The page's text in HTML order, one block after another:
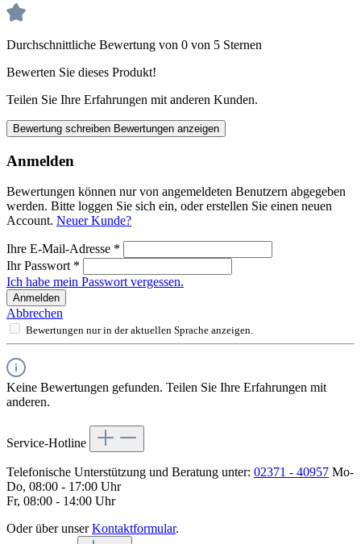
Durchschnittliche Bewertung von 0 von 5 Sternen
Bewerten Sie dieses Produkt!
Teilen Sie Ihre Erfahrungen mit anderen Kunden.
Bewertung schreiben Bewertungen anzeigen
Anmelden
Bewertungen können nur von angemeldeten Benutzern abgegeben
werden. Bitte loggen Sie sich ein, oder erstellen Sie einen neuen
Account. Neuer Kunde?
Ihre E-Mail-Adresse *
Ihr Passwort *
Ich habe mein Passwort vergessen.
Anmelden
Abbrechen
Bewertungen nur in der aktuellen Sprache anzeigen.
Keine Bewertungen gefunden. Teilen Sie Ihre Erfahrungen mit
anderen.
Service-Hotline
Telefonische Unterstützung und Beratung unter: 02371 - 40957 Mo-
Do, 08:00 - 17:00 Uhr
Fr, 08:00 - 14:00 Uhr
Oder über unserKontaktformular.